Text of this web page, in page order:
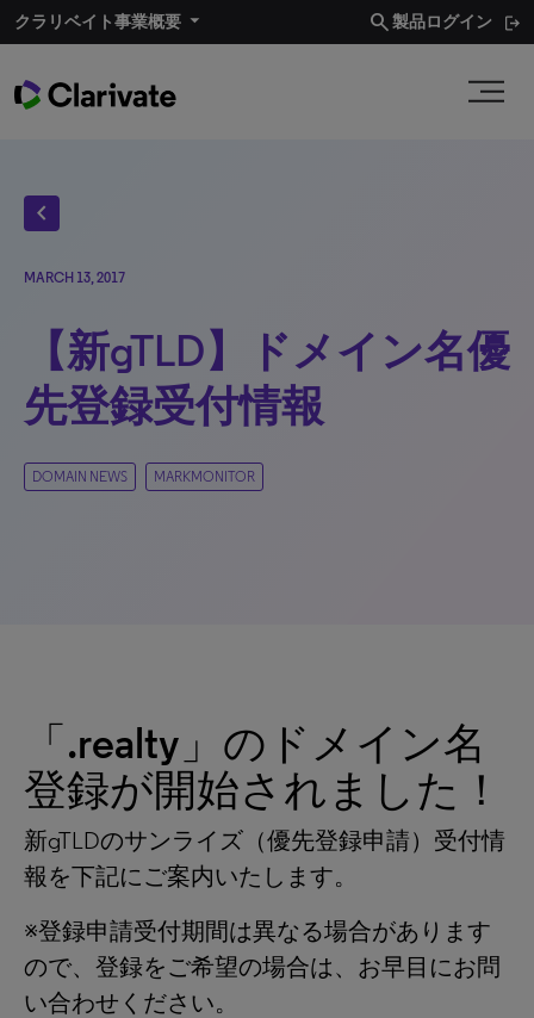
クラリベイト事業概要 search製品ログイン
chevron_left
MARCH 13, 2017
【新gTLD】ドメイン名優
先登録受付情報
DOMAIN NEWS MARKMONITOR
「.realty」のドメイン名
登録が開始されました！
新gTLDのサンライズ（優先登録申請）受付情
報を下記にご案内いたします。
※登録申請受付期間は異なる場合があります
ので、登録をご希望の場合は、お早目にお問
い合わせください。